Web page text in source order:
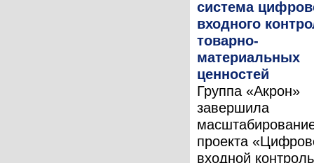
система
входного
товарно-
материальных
ценностей
Группа «Акрон»
завершила
проекта
входной